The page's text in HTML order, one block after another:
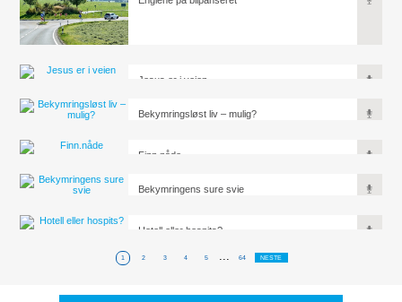
Jesus er i veien
Bekymringsløst liv – mulig?
Finn.nåde
Bekymringens sure svie
Hotell eller hospits?
1 2 3 4 5 64 NESTE